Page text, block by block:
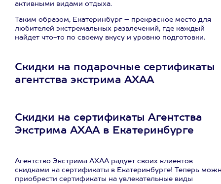
активными видами отдыха.
Таким образом, Екатеринбург – прекрасное место для
любителей экстремальных развлечений, где каждый
найдет что-то по своему вкусу и уровню подготовки.
Скидки на подарочные сертификаты
агентства экстрима АХАА
Скидки на сертификаты Агентства
Экстрима АХАА в Екатеринбурге
Агентство Экстрима АХАА радует своих клиентов
скидками на сертификаты в Екатеринбурге! Теперь
приобрести сертификаты на увлекательные виды